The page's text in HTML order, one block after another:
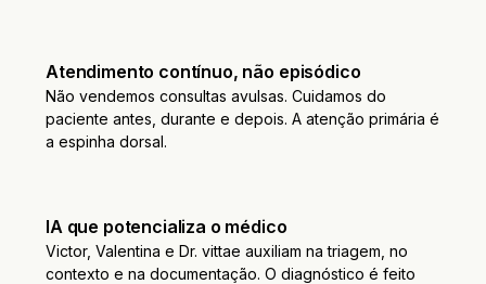
Atendimento contínuo, não episódico
Não vendemos consultas avulsas. Cuidamos do
paciente antes, durante e depois. A atenção primária é
a espinha dorsal.
IA que potencializa o médico
Victor, Valentina e Dr. vittae auxiliam na triagem, no
contexto e na documentação. O diagnóstico é feito